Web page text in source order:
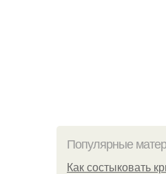
Популярные
Как состыковать